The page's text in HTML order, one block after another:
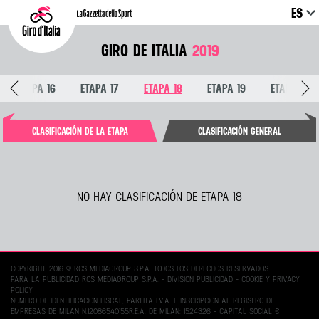
ES
GIRO DE ITALIA 2019
ETAPA 16 ETAPA 17 ETAPA 18 ETAPA 19 ETAPA 20
CLASIFICACIÓN DE LA ETAPA CLASIFICACIÓN GENERAL
NO HAY CLASIFICACIÓN DE ETAPA 18
COPYRIGHT 2016 © RCS MEDIAGROUP S.P.A. TODOS LOS DERECHOS RESERVADOS
PARA LA PUBLICIDAD RCS MEDIAGROUP S.P.A. - DIVISION PUBLICIDAD - COOKIE Y PRIVACY
POLICY
NUMERO DE IDENTIFICACION FISCAL, PARTITA I.V.A. E INSCRIPCION AL REGISTRO DE
EMPRESAS DE MILAN N.12086540155R.E.A. DE MILAN: 1524326 - CAPITAL SOCIAL €